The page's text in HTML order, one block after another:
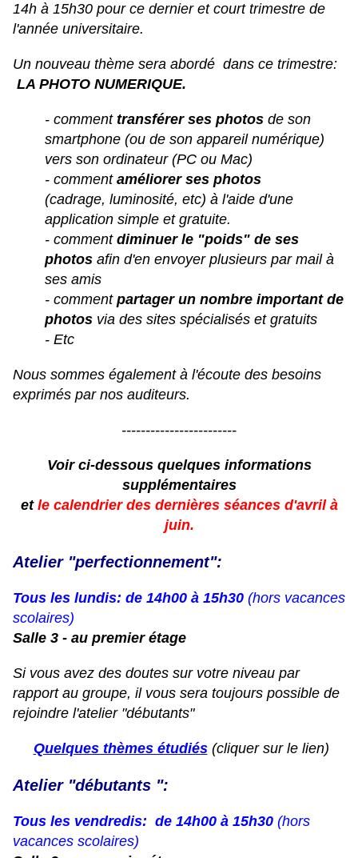
14h à 15h30 pour ce dernier et court trimestre de
l'année universitaire.
Un nouveau thème sera abordé dans ce trimestre:
LA PHOTO NUMERIQUE.
- comment transférer ses photos de son
smartphone (ou de son appareil numérique)
vers son ordinateur (PC ou Mac)
- comment améliorer ses photos
(cadrage, luminosité, etc) à l'aide d'une
application simple et gratuite.
- comment diminuer le "poids" de ses
photos afin d'en envoyer plusieurs par mail à
ses amis
- comment partager un nombre important de
photos via des sites spécialisés et gratuits
- Etc
Nous sommes également à l'écoute des besoins
exprimés par nos auditeurs.
------------------------
Voir ci-dessous quelques informations
supplémentaires
et le calendrier des dernières séances d'avril à
juin.
Atelier "perfectionnement":
Tous les lundis: de 14h00 à 15h30 (hors vacances
scolaires)
Salle 3 - au premier étage
Si vous avez des doutes sur votre niveau par
rapport au groupe, il vous sera toujours possible de
rejoindre l'atelier "débutants"
Quelques thèmes étudiés (cliquer sur le lien)
Atelier "débutants ":
Tous les vendredis: de 14h00 à 15h30 (hors
vacances scolaires)